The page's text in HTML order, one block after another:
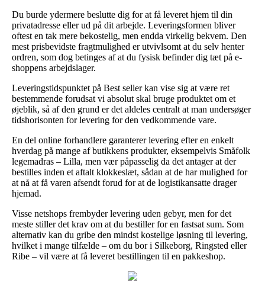
Du burde ydermere beslutte dig for at få leveret hjem til din
privatadresse eller ud på dit arbejde. Leveringsformen bliver
oftest en tak mere bekostelig, men endda virkelig bekvem. Den
mest prisbevidste fragtmulighed er utvivlsomt at du selv henter
ordren, som dog betinges af at du fysisk befinder dig tæt på e-
shoppens arbejdslager.
Leveringstidspunktet på Best seller kan vise sig at være ret
bestemmende forudsat vi absolut skal bruge produktet om et
øjeblik, så af den grund er det aldeles centralt at man undersøger
tidshorisonten for levering for den vedkommende vare.
En del online forhandlere garanterer levering efter en enkelt
hverdag på mange af butikkens produkter, eksempelvis Småfolk
legemadras – Lilla, men vær påpasselig da det antager at der
bestilles inden et aftalt klokkeslæt, sådan at de har mulighed for
at nå at få varen afsendt forud for at de logistikansatte drager
hjemad.
Visse netshops frembyder levering uden gebyr, men for det
meste stiller det krav om at du bestiller for en fastsat sum. Som
alternativ kan du gribe den mindst kostelige løsning til levering,
hvilket i mange tilfælde – om du bor i Silkeborg, Ringsted eller
Ribe – vil være at få leveret bestillingen til en pakkeshop.